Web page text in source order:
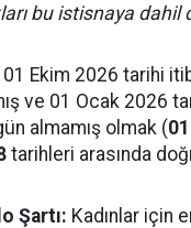
bu istisnaya dahil
01 Ekim 2026 tarihi
ve 01 Ocak 2026
almamış olmak (
tarihleri arasında
Şartı: Kadınlar için